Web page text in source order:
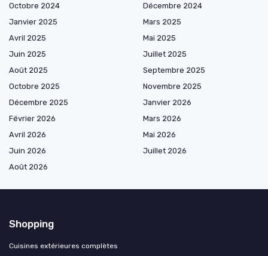
Octobre 2024
Décembre 2024
Janvier 2025
Mars 2025
Avril 2025
Mai 2025
Juin 2025
Juillet 2025
Août 2025
Septembre 2025
Octobre 2025
Novembre 2025
Décembre 2025
Janvier 2026
Février 2026
Mars 2026
Avril 2026
Mai 2026
Juin 2026
Juillet 2026
Août 2026
Shopping
Cuisines extérieures complètes